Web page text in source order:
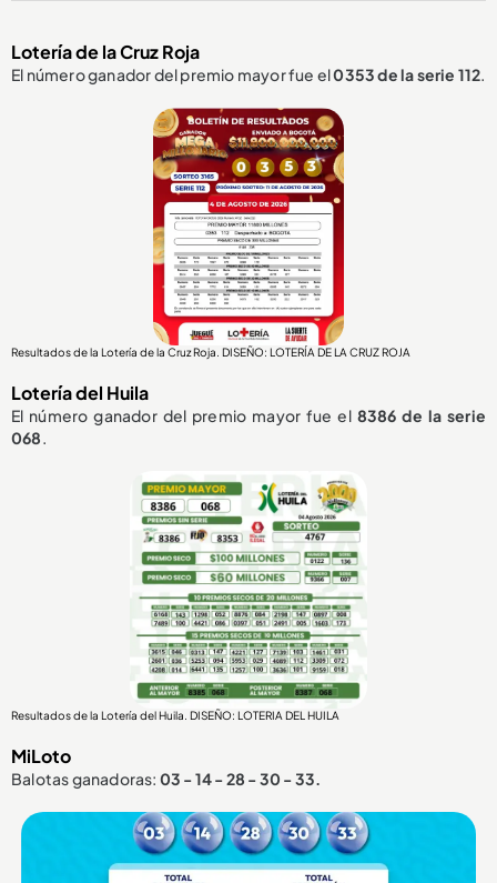
Lotería de la Cruz Roja
El número ganador del premio mayor fue el0353de la serie 112.
Resultados de la Lotería de la Cruz Roja. DISEÑO: LOTERÍA DE LA CRUZ ROJA
Lotería del Huila
El número ganador del premio mayor fue el 8386 de la serie
068.
Resultados de la Lotería del Huila. DISEÑO: LOTERIA DEL HUILA
MiLoto
Balotas ganadoras: 03 - 14 - 28 - 30 - 33.